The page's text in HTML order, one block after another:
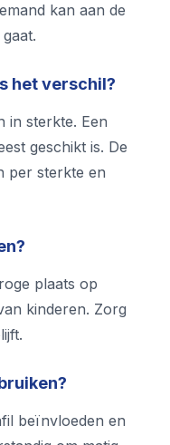
kan aan de
het verschil?
in sterkte. Een
geschikt is. De
per sterkte en
plaats op
kinderen. Zorg
beïnvloeden en